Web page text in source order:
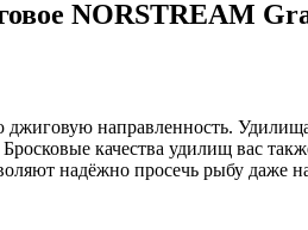
NORSTREAM
направленность.
качества удилищ вас
надёжно просечь рыбу даже